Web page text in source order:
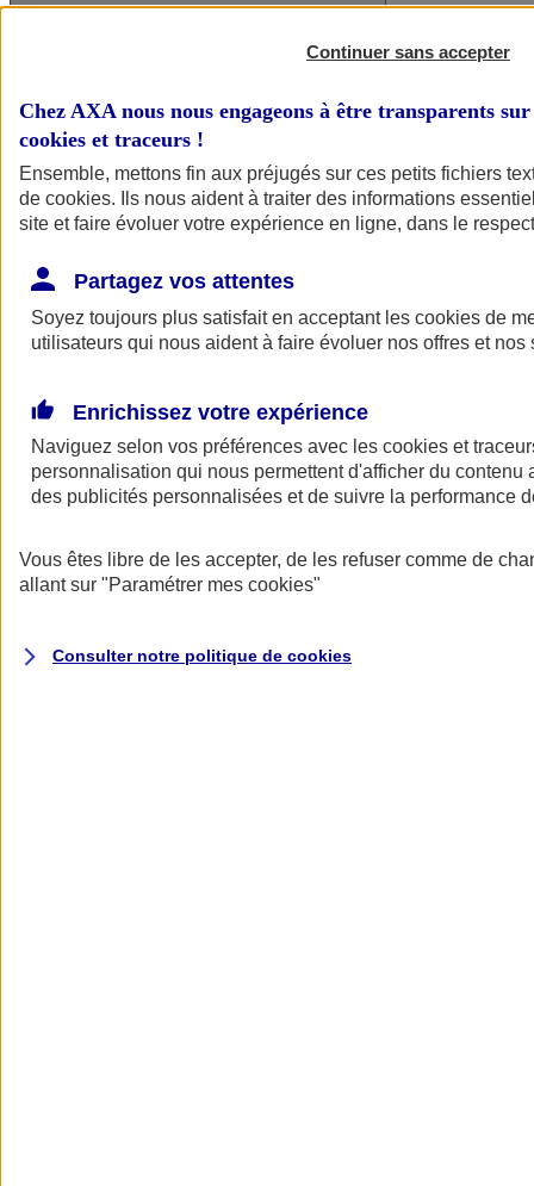
AXA Assurance
Continuer sans accepter
Chez AXA nous nous engageons à être transparents
cookies et traceurs !
Ensemble, mettons fin aux préjugés sur ces petits fichiers
de cookies. Ils nous aident à traiter des informations
site et faire évoluer votre expérience en ligne, dans le
Partagez vos attentes
Soyez toujours plus satisfait en acceptant les cookies de
utilisateurs qui nous aident à faire évoluer nos offres et nos
Enrichissez votre expérience
Naviguez selon vos préférences avec les cookies et
personnalisation qui nous permettent d'afficher du contenu
des publicités personnalisées et de suivre la performance
Vous êtes libre de les accepter, de les refuser comme de
allant sur "Paramétrer mes cookies"
Consulter notre politique de cookies